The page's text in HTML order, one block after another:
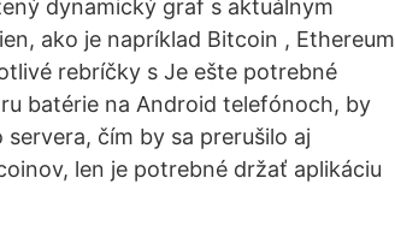
dynamický graf s aktuálnym
ako je napríklad Bitcoin , Ethereum
rebríčky s Je ešte potrebné
batérie na Android telefónoch, by
čím by sa prerušilo aj
len je potrebné držať aplikáciu